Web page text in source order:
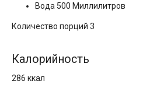
Вода 500 Миллилитров
Количество порций 3
Калорийность
286 ккал